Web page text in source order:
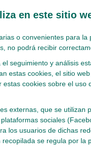
en este sitio
o convenientes para
no podrá recibir
seguimiento y análisis
estas cookies, el sitio
estas cookies sobre el
externas, que se utilizan
sociales
los usuarios de dichas
se regula por la